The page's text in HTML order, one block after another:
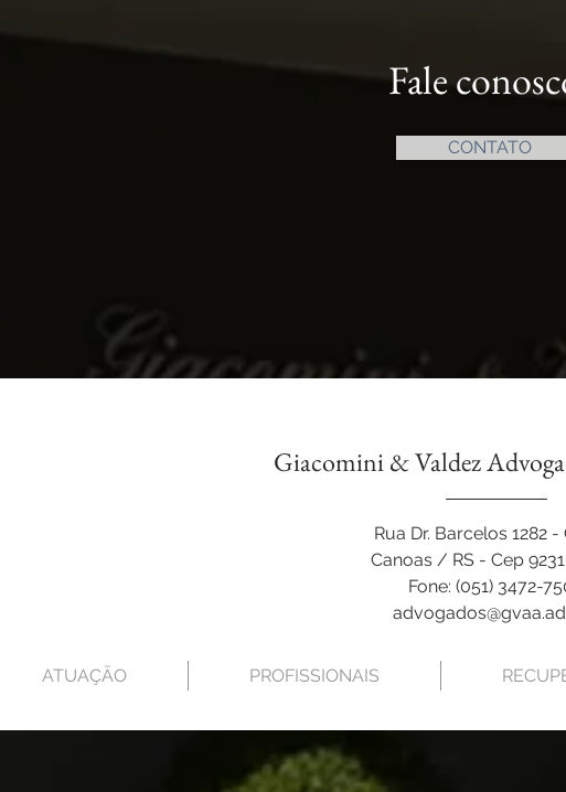
Fale
CONTATO
Giacomini & Valdez
Rua Dr. Barcelos 1282 -
Canoas / RS - Cep
Fone:(051) 3472-
ATUAÇÃO PROFISSIONAIS